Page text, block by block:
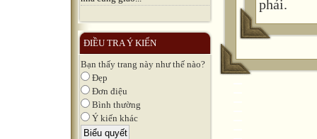
ĐIỀU TRA Ý KIẾN
Bạn thấy trang này như thế nào?
Đẹp
Đơn điệu
Bình thường
Ý kiến khác
phải.